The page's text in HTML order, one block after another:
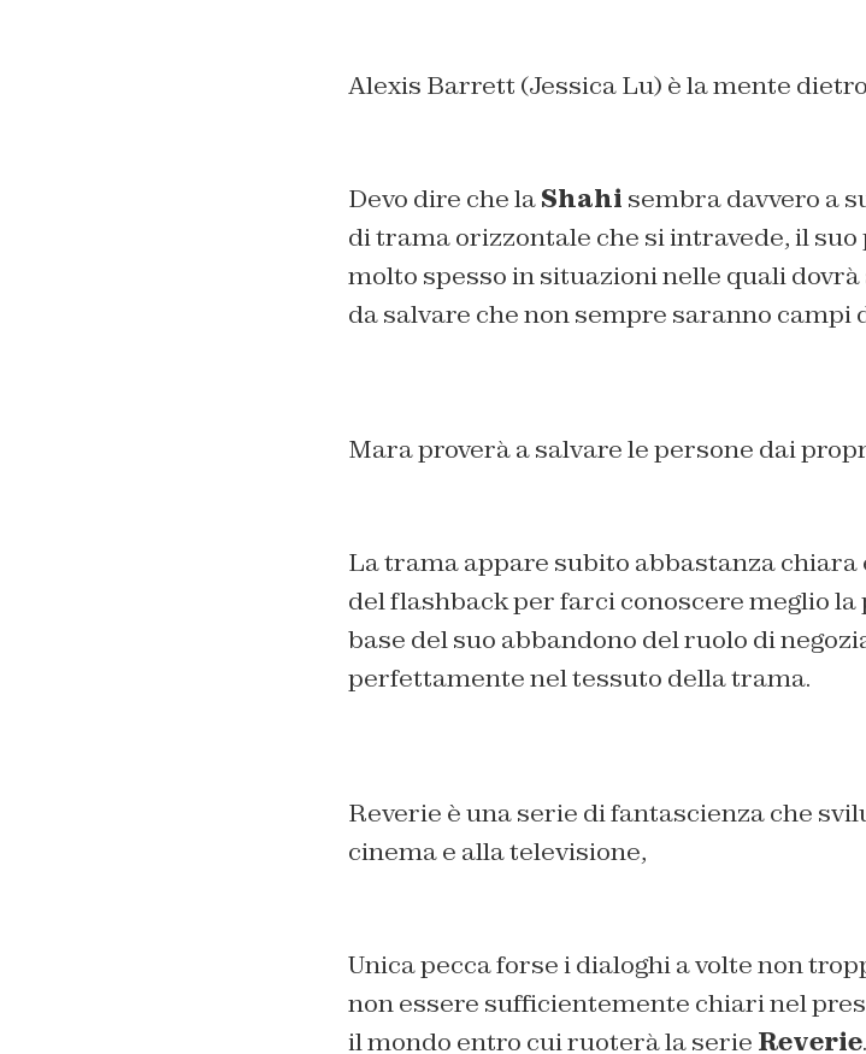
Alexis Barrett (Jessica Lu) è la mente
Devo dire che laShahi sembra davvero a
di trama orizzontale che si intravede, il suo
molto spesso in situazioni nelle quali
da salvare che non sempre saranno campi
Mara proverà a salvare le persone dai
La trama appare subito abbastanza chiara
del flashback per farci conoscere meglio
base del suo abbandono del ruolo di
perfettamente nel tessuto della trama.
Reverie è una serie di fantascienza che
cinema e alla televisione,
Unica pecca forse i dialoghi a volte non
non essere sufficientemente chiari nel
il mondo entro cui ruoterà la serie Reverie.